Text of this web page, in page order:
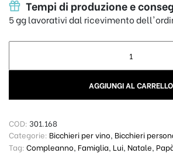
Tempi di produzione e
5 gg lavorativi dal ricevimento
AGGIUNGI AL CARRELLO
COD: 301.168
Categorie: Bicchieri per vino, Bicchieri
Tag: Compleanno Famiglia Lui Natale